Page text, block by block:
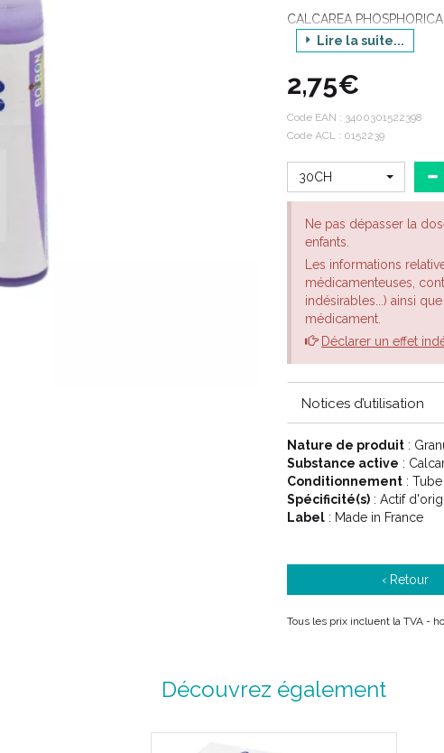
CALCAREA
en rhumatologie, en
en dermatologie.
En O.R.L. : en cas
rhinopharyngites...).
En rhumatologie : pour
la spondylarthrite
et l'humidité, d’arthralgie
En dermatologie : en cas
En traumatologie : en
Dans les troubles du
que les troubles
de fatigue intense ainsi
Le conseil de votre
Choisir la dilution dans
7CH Rouge
9CH Bleu
12CH Vert d'eau
15CH Orange
30CH Violet
Lire la suite...
2,75€
Code EAN : 3400301522398
Code ACL : 0152239
30CH
Ne pas dépasser la
enfants.
Les informations
médicamenteuses,
indésirables...) ainsi
médicament.
Déclarer un effet
Notices d’utilisation
Nature de produit :
Substance active :
Conditionnement :
Spécificité(s) : Actif
Label : Made in France
‹ Retour
Tous les prix incluent la TVA -
Découvrez également